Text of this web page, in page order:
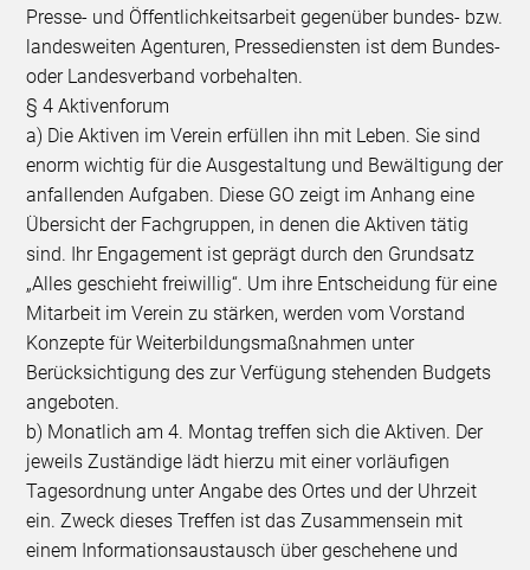
Presse- und Öffentlichkeitsarbeit gegenüber bundes- bzw.
landesweiten Agenturen, Pressediensten ist dem Bundes-
oder Landesverband vorbehalten.
§ 4 Aktivenforum
a) Die Aktiven im Verein erfüllen ihn mit Leben. Sie sind
enorm wichtig für die Ausgestaltung und Bewältigung der
anfallenden Aufgaben. Diese GO zeigt im Anhang eine
Übersicht der Fachgruppen, in denen die Aktiven tätig
sind. Ihr Engagement ist geprägt durch den Grundsatz
„Alles geschieht freiwillig“. Um ihre Entscheidung für eine
Mitarbeit im Verein zu stärken, werden vom Vorstand
Konzepte für Weiterbildungsmaßnahmen unter
Berücksichtigung des zur Verfügung stehenden Budgets
angeboten.
b) Monatlich am 4. Montag treffen sich die Aktiven. Der
jeweils Zuständige lädt hierzu mit einer vorläufigen
Tagesordnung unter Angabe des Ortes und der Uhrzeit
ein. Zweck dieses Treffen ist das Zusammensein mit
einem Informationsaustausch über geschehene und